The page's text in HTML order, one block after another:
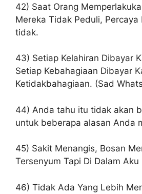
42) Saat Orang
Mereka Tidak Peduli, Percaya
tidak.
43) Setiap Kelahiran Dibayar
Setiap Kebahagiaan Dibayar
Ketidakbahagiaan. (Sad
44) Anda tahu itu tidak akan
untuk beberapa alasan Anda
45) Sakit Menangis, Bosan
Tersenyum Tapi Di Dalam Aku
46) Tidak Ada Yang Lebih